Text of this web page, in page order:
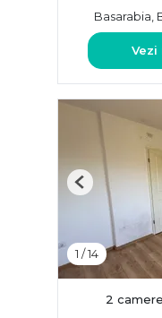
Basarabia,
1 /14
Previous
2